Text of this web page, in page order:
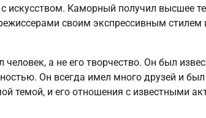
искусством. Каморный получил высшее
своим экспрессивным стилем
а не его творчество. Он был
Он всегда имел много друзей и
темой, и его отношения с известными